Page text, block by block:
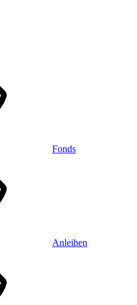
Fonds
Anleihen